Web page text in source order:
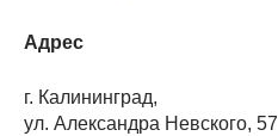
Адрес
г. Калининград,
ул. Александра Невского, 57